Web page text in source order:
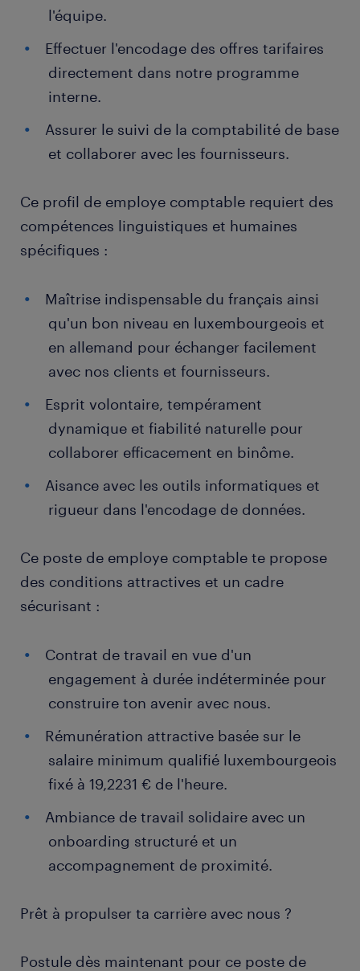
l'équipe.
Effectuer l'encodage des offres tarifaires
directement dans notre programme
interne.
Assurer le suivi de la comptabilité de base
et collaborer avec les fournisseurs.
Ce profil de employe comptable requiert des
compétences linguistiques et humaines
spécifiques :
Maîtrise indispensable du français ainsi
qu'un bon niveau en luxembourgeois et
en allemand pour échanger facilement
avec nos clients et fournisseurs.
Esprit volontaire, tempérament
dynamique et fiabilité naturelle pour
collaborer efficacement en binôme.
Aisance avec les outils informatiques et
rigueur dans l'encodage de données.
Ce poste de employe comptable te propose
des conditions attractives et un cadre
sécurisant :
Contrat de travail en vue d'un
engagement à durée indéterminée pour
construire ton avenir avec nous.
Rémunération attractive basée sur le
salaire minimum qualifié luxembourgeois
fixé à 19,2231 € de l'heure.
Ambiance de travail solidaire avec un
onboarding structuré et un
accompagnement de proximité.
Prêt à propulser ta carrière avec nous ?
Postule dès maintenant pour ce poste de